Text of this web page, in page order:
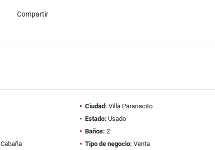
Compartir
Ciudad: Villa Paranacito
Estado: Usado
Baños: 2
Cabaña Tipo de negocio: Venta